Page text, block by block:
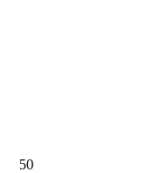
50